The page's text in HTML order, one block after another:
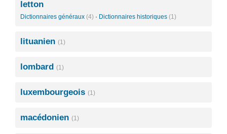
letton
Dictionnaires généraux (4) · Dictionnaires historiques (1)
lituanien (1)
lombard (1)
luxembourgeois (1)
macédonien (1)